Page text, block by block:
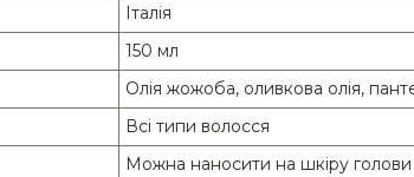
Італія
150 мл
Олія жожоба, оливкова олія,
Всі типи волосся
Можна наносити на шкіру голови